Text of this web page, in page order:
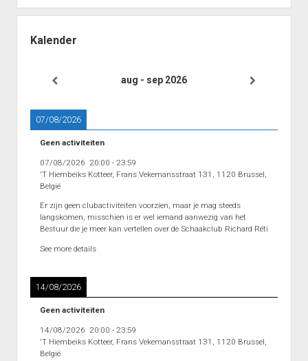
Kalender
aug - sep 2026
07/08/2026
Geen activiteiten
07/08/2026 20:00 - 23:59
'T Hiembeiks Kotteer, Frans Vekemansstraat 131, 1120 Brussel,
België
Er zijn geen clubactiviteiten voorzien, maar je mag steeds
langskomen, misschien is er wel iemand aanwezig van het
Bestuur die je meer kan vertellen over de Schaakclub Richard Réti
See more details
14/08/2026
Geen activiteiten
14/08/2026 20:00 - 23:59
'T Hiembeiks Kotteer, Frans Vekemansstraat 131, 1120 Brussel,
België